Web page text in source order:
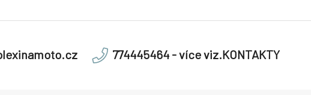
774445464 - více viz.KONTAKTY